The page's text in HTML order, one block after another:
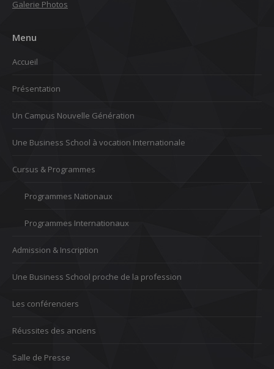
Galerie Photos
Menu
Accueil
Présentation
Un Campus Nouvelle Génération
Une Business School à vocation Internationale
Cursus & Programmes
Programmes Nationaux
Programmes Internationaux
Admission & Inscription
Une Business School proche de la profession
Les conférenciers
Réussites des anciens
Salle de Presse